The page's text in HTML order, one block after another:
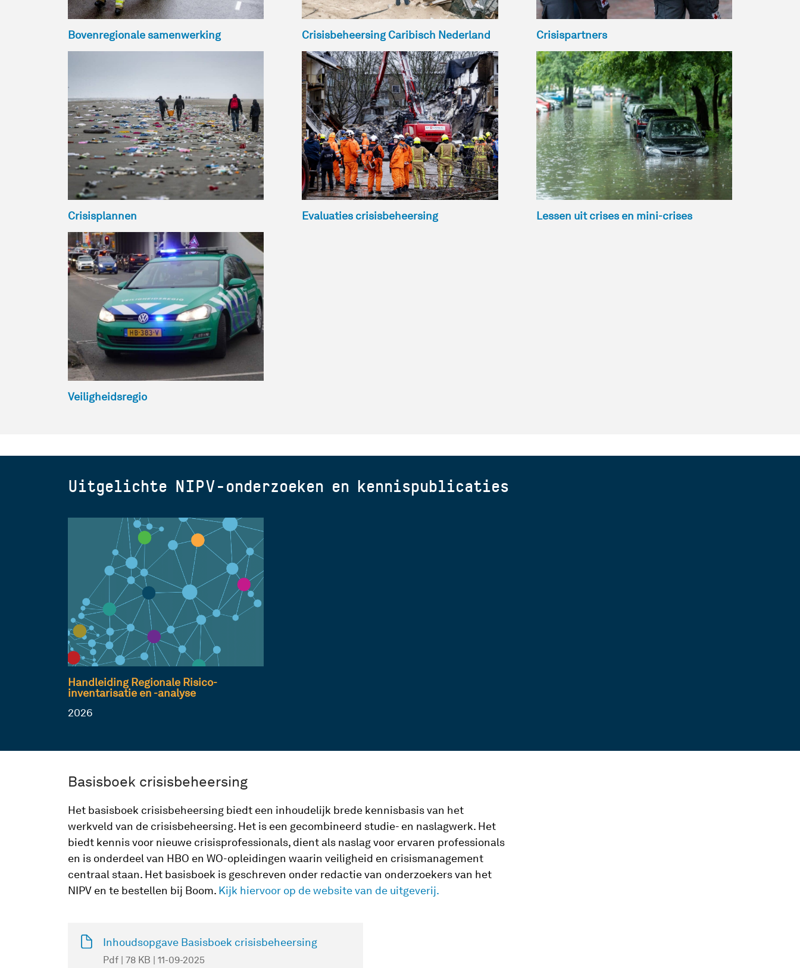
Bovenregionale samenwerking Crisisbeheersing Caribisch Nederland Crisispartners
Crisisplannen Evaluaties crisisbeheersing Lessen uit crises en mini-crises
Veiligheidsregio
Uitgelichte NIPV-onderzoeken en kennispublicaties
Handleiding Regionale Risico-
inventarisatie en -analyse
2026
Basisboek crisisbeheersing
Het basisboek crisisbeheersing biedt een inhoudelijk brede kennisbasis van het
werkveld van de crisisbeheersing. Het is een gecombineerd studie- en naslagwerk. Het
biedt kennis voor nieuwe crisisprofessionals, dient als naslag voor ervaren professionals
en is onderdeel van HBO en WO-opleidingen waarin veiligheid en crisismanagement
centraal staan. Het basisboek is geschreven onder redactie van onderzoekers van het
NIPV en te bestellen bij Boom. Kijk hiervoor op de website van de uitgeverij.
Inhoudsopgave Basisboek crisisbeheersing
Pdf | 78 KB | 11-09-2025